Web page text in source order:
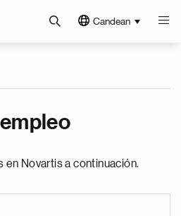
Candean
Novartis a continuación.